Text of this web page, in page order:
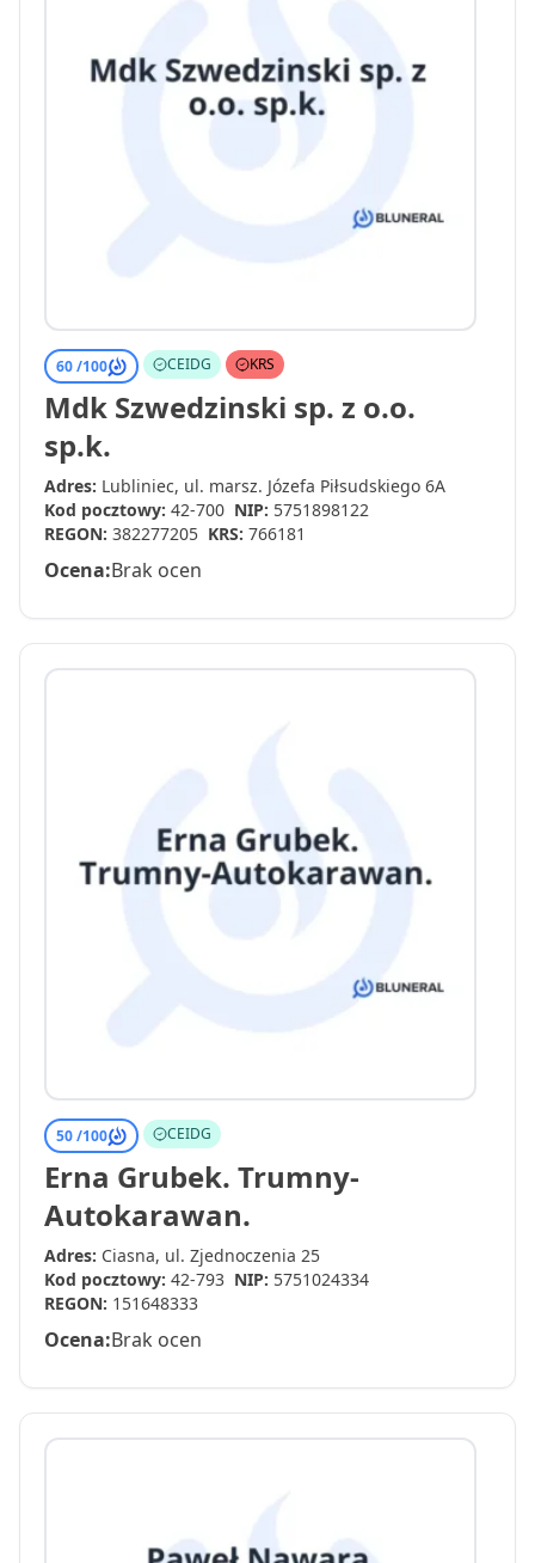
60 /100 CEIDG KRS
Mdk Szwedzinski sp. z o.o.
sp.k.
Adres: Lubliniec, ul. marsz. Józefa Piłsudskiego 6A
Kod pocztowy: 42-700 NIP: 5751898122
REGON: 382277205 KRS: 766181
Ocena:Brak ocen
50 /100 CEIDG
Erna Grubek. Trumny-
Autokarawan.
Adres: Ciasna, ul. Zjednoczenia 25
Kod pocztowy: 42-793 NIP: 5751024334
REGON: 151648333
Ocena:Brak ocen